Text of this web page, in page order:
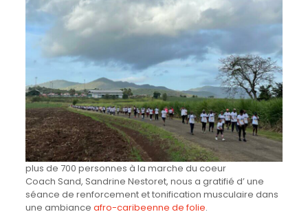
plus de 700 personnes à la marche du coeur
Coach Sand, Sandrine Nestoret, nous a gratifié d’ une
séance de renforcement et tonification musculaire dans
une ambiance afro-caribeenne de folie.